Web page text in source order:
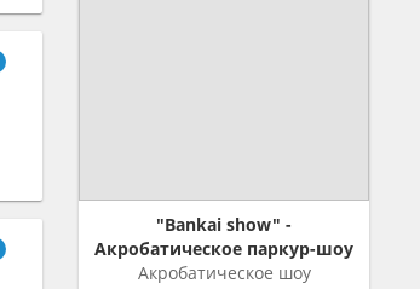
"Bankai show" -
Акробатическое паркур-шоу
Акробатическое шоу